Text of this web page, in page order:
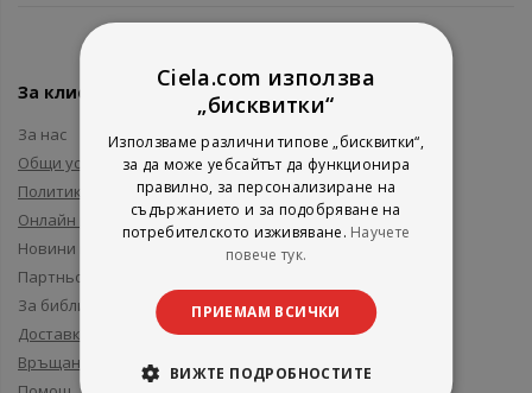
За клиенти
За нас
Общи условия
Политика за поверителност
Онлайн решаване на спорове
Новини и събития
Партньори и приятели
За библиотеки
Доставка
Връщане
Ciela.com използва
„бисквитки“
Използваме различни типове „бисквитки“,
за да може уебсайтът да функционира
правилно, за персонализиране на
съдържанието и за подобряване на
потребителското изживяване. Научете
повече тук.
ПРИЕМАМ ВСИЧКИ
ВИЖТЕ ПОДРОБНОСТИТЕ